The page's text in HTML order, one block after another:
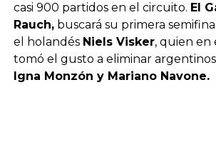
casi 900 partidos en el circuito. El
Rauch,buscará su primera
el holandés Niels Visker, quien en
tomó el gusto a eliminar
Igna Monzón y Mariano Navone.